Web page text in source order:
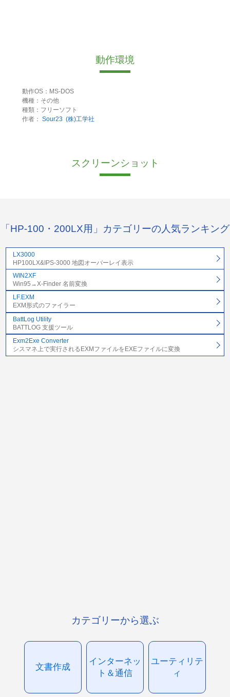
動作環境
動作OS：MS-DOS
機種：その他
種類：フリーソフト
作者： Sour23 (株)工学社
スクリーンショット
「HP-100・200LX用」カテゴリーの人気ランキング
LX3000
HP100LX&IPS-3000 地図オーバーレイ表示
WIN2XF
Win95→X-Finder 名前変換
LF.EXM
EXM形式のファイラー
BattLog Utility
BATTLOG 支援ツール
Exm2Exe Converter
シスマネ上で実行されるEXMファイルをEXEファイルに変換
カテゴリーから選ぶ
文書作成
インターネッ
ト＆通信
ユーティリテ
ィ